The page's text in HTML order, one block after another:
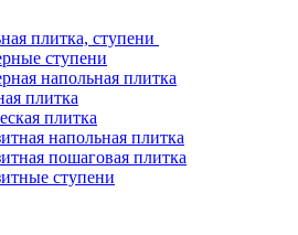
плитка, ступени
ступени
напольная плитка
плитка
плитка
напольная плитка
пошаговая плитка
ступени